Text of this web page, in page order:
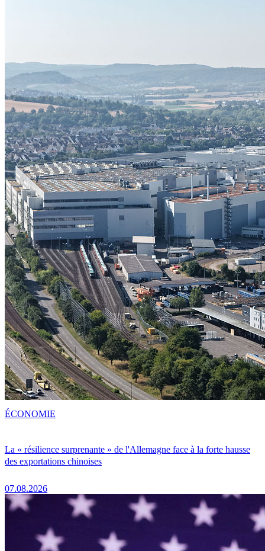
La « résilience surprenante » de l'Allemagne face à la forte hausse
des exportations chinoises
07.08.2026
ÉCONOMIE